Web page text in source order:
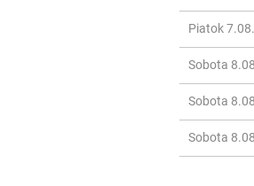
Piatok 7.08.
Sobota
Sobota
Sobota